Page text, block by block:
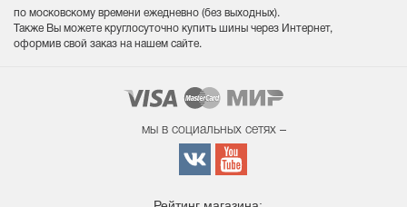
по московскому времени ежедневно (без выходных).
Также Вы можете круглосуточно купить шины через Интернет,
оформив свой заказ на нашем сайте.
мы в социальных сетях –